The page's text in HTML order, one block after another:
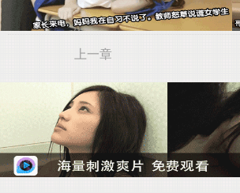
上一章